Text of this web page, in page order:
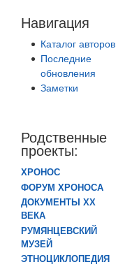
Навигация
Каталог авторов
Последние
обновления
Заметки
Родственные
проекты:
ХРОНОС
ФОРУМ ХРОНОСА
ДОКУМЕНТЫ XX
ВЕКА
РУМЯНЦЕВСКИЙ
МУЗЕЙ
ЭТНОЦИКЛОПЕДИЯ